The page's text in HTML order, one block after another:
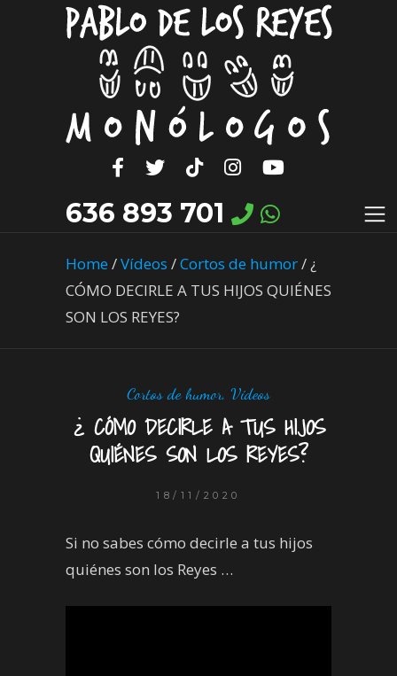
636 893 701
Home/Vídeos /Cortos de humor/¿
CÓMO DECIRLE A TUS HIJOS QUIÉNES
SON LOS REYES?
Cortos de humor, Vídeos
¿ CÓMO DECIRLE A TUS HIJOS
QUIÉNES SON LOS REYES?
18/11/2020
Si no sabes cómo decirle a tus hijos
quiénes son los Reyes …